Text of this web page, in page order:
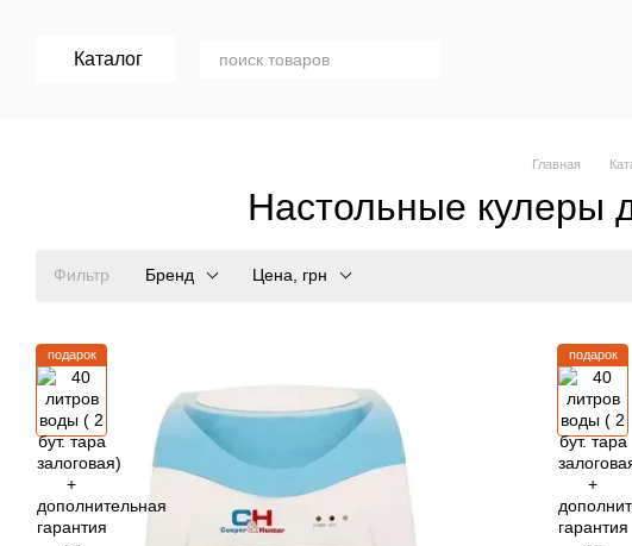
Каталог
Главная
Настольные кулеры
Фильтр Бренд Цена, грн
подарок подарок